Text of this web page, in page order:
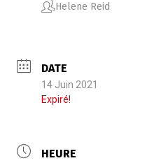
Helene Reid
DATE
14 Juin 2021
Expiré!
HEURE